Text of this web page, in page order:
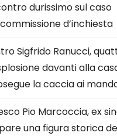
durissimo sul caso
d’inchiesta
Sigfrido Ranucci,
davanti alla
la caccia ai
Pio Marcoccia, ex
una figura storica